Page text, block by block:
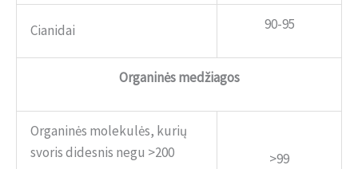
Cianidai 90-95
Organinės medžiagos
Organinės molekulės, kurių
svoris didesnis negu >200
>99